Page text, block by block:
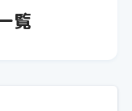
覧